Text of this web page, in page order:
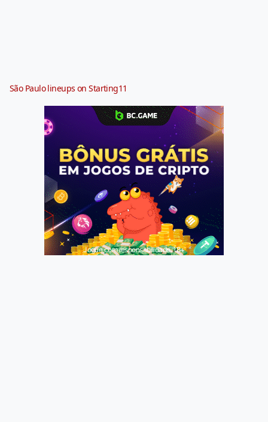
São Paulo lineups on Starting11
Jogue com responsabilidade. 18+